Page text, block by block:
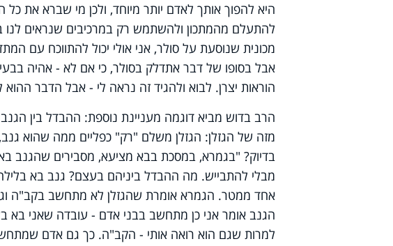
היא להפוך אותך לאדם יותר מיוחד, ולכן מי שברא את
להתעלם מהמתכון ולהשתמש רק במרכיבים שנראים לנו
מכונית שנוסעת על סולר, אני אולי יכול להתווכח עם
אבל בסופו של דבר אתדלק בסולר, כי אם לא - אהיה
הוראות יצרן. לבוא ולהגיד זה נראה לי - אבל הדבר
הרב בדוש מביא דוגמה מעניינת נוספת: ההבדל בין
מזה של הגזלן: הגזלן משלם "רק" כפליים ממה שהוא
בדיוק? "בגמרא, במסכת בבא מציעא, מסבירים שהגנב
מבלי להתבייש. מה ההבדל ביניהם בעצם? גנב בא
אחד ממטר. הגמרא אומרת שהגזלן לא מתחשב בקב"ה
הגנב אומר אני כן מתחשב בבני אדם - עובדה שאני בא
למרות שגם הוא רואה אותי - הקב"ה. כך גם אדם